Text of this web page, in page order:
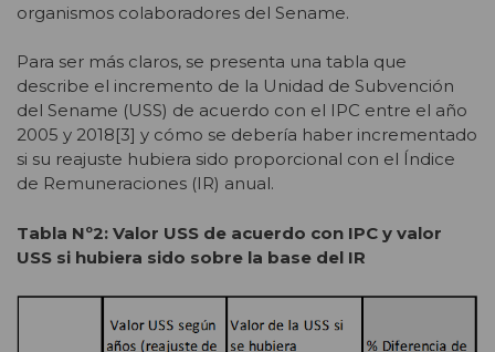
organismos colaboradores del Sename.
Para ser más claros, se presenta una tabla que
describe el incremento de la Unidad de Subvención
del Sename (USS) de acuerdo con el IPC entre el año
2005 y 2018[3] y cómo se debería haber incrementado
si su reajuste hubiera sido proporcional con el Índice
de Remuneraciones (IR) anual.
Tabla Nº2: Valor USS de acuerdo con IPC y valor
USS si hubiera sido sobre la base del IR